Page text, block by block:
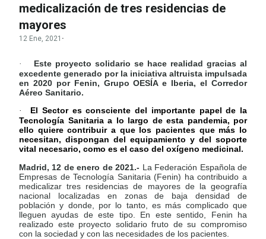
medicalización de tres residencias de
mayores
12 Ene, 2021 ·
·
Este proyecto solidario se hace realidad gracias al
excedente generado por la iniciativa altruista impulsada
en 2020 por Fenin, Grupo OESÍA e Iberia, el Corredor
Aéreo Sanitario.
·
El Sector es consciente del importante papel de la
Tecnología Sanitaria a lo largo de esta pandemia, por
ello quiere contribuir a que los pacientes que más lo
necesitan, dispongan del equipamiento y del soporte
vital necesario, como es el caso del oxígeno medicinal.
Madrid, 12 de enero de 2021.- La Federación Española de
Empresas de Tecnología Sanitaria (Fenin) ha contribuido a
medicalizar tres residencias de mayores de la geografía
nacional localizadas en zonas de baja densidad de
población y donde, por lo tanto, es más complicado que
lleguen ayudas de este tipo. En este sentido, Fenin ha
realizado este proyecto solidario fruto de su compromiso
con la sociedad y con las necesidades de los pacientes.